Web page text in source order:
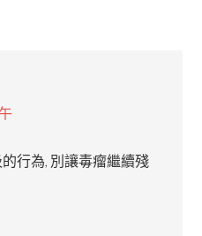
行為, 別讓毒瘤繼續殘